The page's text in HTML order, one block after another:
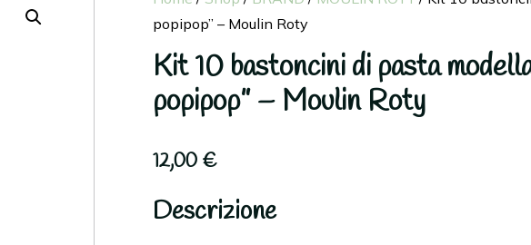
popipop” – Moulin Roty
Kit 10 bastoncini di pasta
popipop” – Moulin Roty
12,00 €
Descrizione